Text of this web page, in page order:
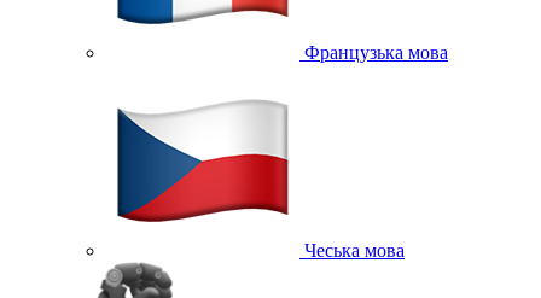
Французька мова
Чеська мова